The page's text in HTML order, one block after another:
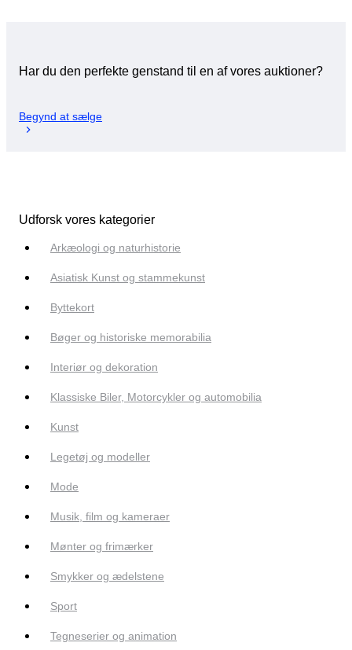
Har du den perfekte genstand til en af vores auktioner?
Begynd at sælge
Udforsk vores kategorier
Arkæologi og naturhistorie
Asiatisk Kunst og stammekunst
Byttekort
Bøger og historiske memorabilia
Interiør og dekoration
Klassiske Biler, Motorcykler og automobilia
Kunst
Legetøj og modeller
Mode
Musik, film og kameraer
Mønter og frimærker
Smykker og ædelstene
Sport
Tegneserier og animation